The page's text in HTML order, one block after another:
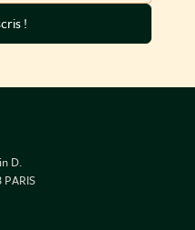
!
D.